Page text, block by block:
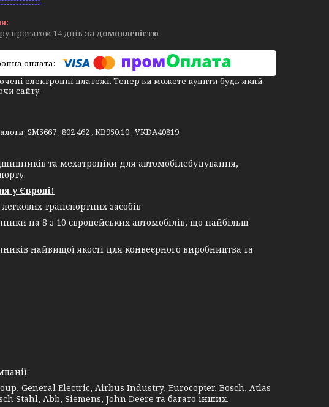
протягом 14 днів за домовленістю
електронні платежі. Тепер ви можете купити будь-який
сайту.
SM5667 , 802 462 , KB950.10 , VKDA40819.
та мехатроніки для автомобілебудування,
у Європі!
транспортних засобів
на 8 з 10 європейських автомобілів, що найбільш
найвищої якості для конвеєрного виробництва та
General Electric, Airbus Industry, Eurocopter, Bosch, Atlas
Stahl, Abb, Siemens, John Deere та багато інших.